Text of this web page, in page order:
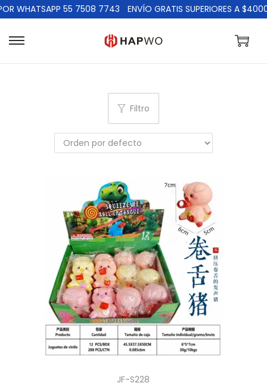
WHATSAPP 55 7508 7743 ENVÍO GRATIS SUPERIORES A $4000
Filtro
JF-S228